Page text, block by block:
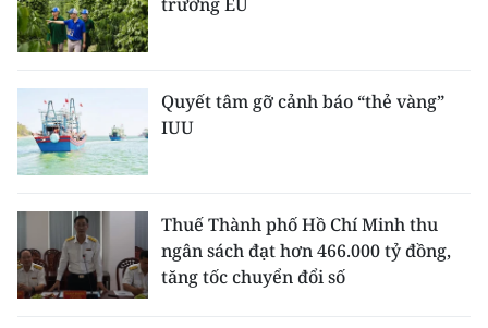
Quyết tâm gỡ cảnh báo “thẻ vàng”
IUU
Thuế Thành phố Hồ Chí Minh thu
ngân sách đạt hơn 466.000 tỷ đồng,
tăng tốc chuyển đổi số